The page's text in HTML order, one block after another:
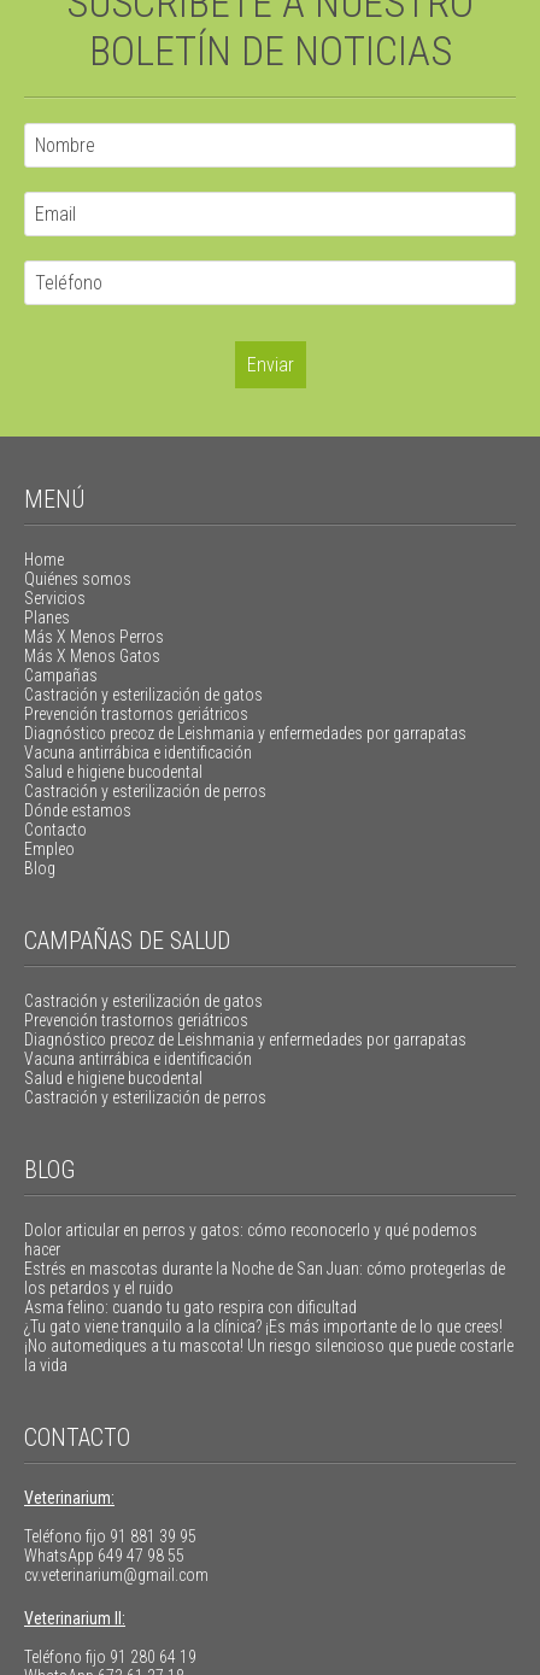
BOLETÍN DE NOTICIAS
MENÚ
Home
Quiénes somos
Servicios
Planes
Más X Menos Perros
Más X Menos Gatos
Campañas
Castración y esterilización de gatos
Prevención trastornos geriátricos
Diagnóstico precoz de Leishmania y enfermedades por garrapatas
Vacuna antirrábica e identificación
Salud e higiene bucodental
Castración y esterilización de perros
Dónde estamos
Contacto
Empleo
Blog
CAMPAÑAS DE SALUD
Castración y esterilización de gatos
Prevención trastornos geriátricos
Diagnóstico precoz de Leishmania y enfermedades por garrapatas
Vacuna antirrábica e identificación
Salud e higiene bucodental
Castración y esterilización de perros
BLOG
Dolor articular en perros y gatos: cómo reconocerlo y qué podemos
hacer
Estrés en mascotas durante la Noche de San Juan: cómo protegerlas de
los petardos y el ruido
Asma felino: cuando tu gato respira con dificultad
¿Tu gato viene tranquilo a la clínica? ¡Es más importante de lo que crees!
¡No automediques a tu mascota! Un riesgo silencioso que puede costarle
la vida
CONTACTO
Veterinarium:
Teléfono fijo 91 881 39 95
WhatsApp 649 47 98 55
cv.veterinarium@gmail.com
Veterinarium II:
Teléfono fijo 91 280 64 19